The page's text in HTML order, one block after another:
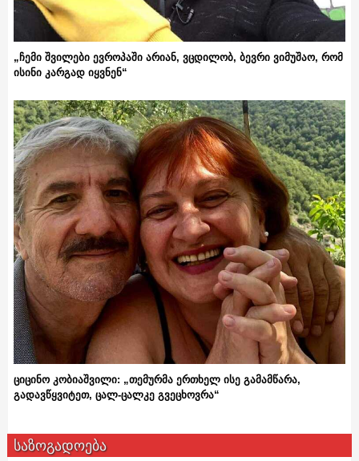
„ჩემი შვილები ევროპაში არიან, ვცდილობ, ბევრი ვიმუშაო, რომ
ისინი კარგად იყვნენ“
ციცინო კობიაშვილი: „თემურმა ერთხელ ისე გამამწარა,
გადავწყვიტეთ, ცალ-ცალკე გვეცხოვრა“
საზოგადოება